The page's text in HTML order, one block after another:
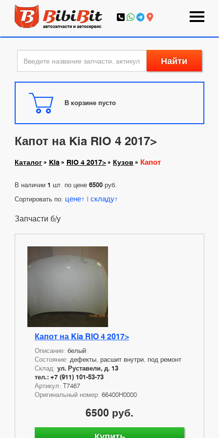
Найти
В корзине пусто
Капот на Kia RIO 4 2017>
Каталог Kia RIO 4 2017> Кузов Капот
В наличии 1 шт. по цене 6500 руб.
Сортировать по: цене | складу
Запчасти б/у
Капот на Kia RIO 4 2017>
Описание: белый
Состояние: дефекты, расшит внутри, под ремонт
Склад: ул. Руставели, д. 13
тел.: +7 (911) 101-53-73
Артикул: T7467
Оригинальный номер: 66400H0000
6500 руб.